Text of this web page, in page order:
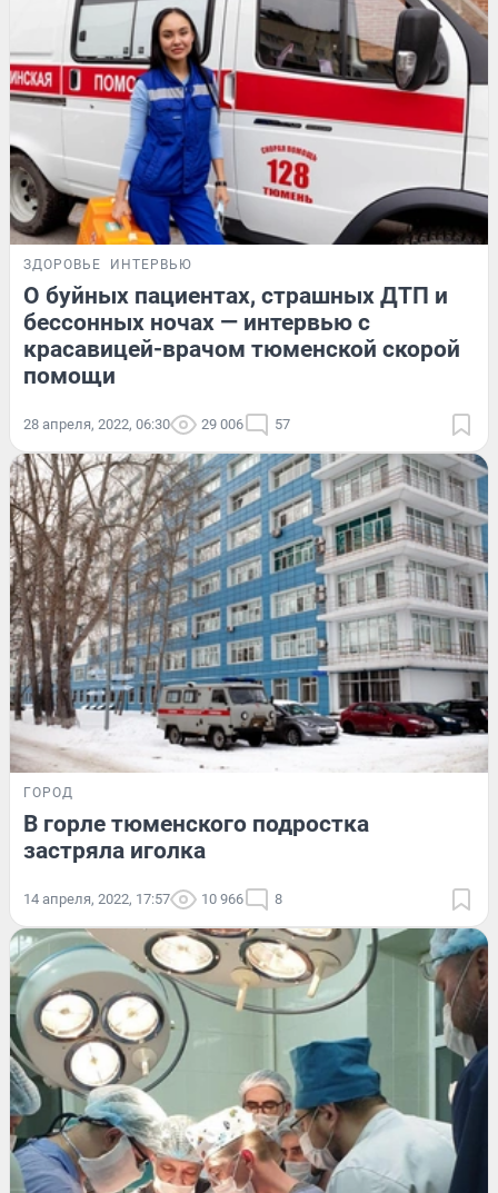
ЗДОРОВЬЕ ИНТЕРВЬЮ
О буйных пациентах, страшных ДТП и
бессонных ночах — интервью с
красавицей-врачом тюменской скорой
помощи
28 апреля, 2022, 06:30 29 006 57
ГОРОД
В горле тюменского подростка
застряла иголка
14 апреля, 2022, 17:57 10 966 8